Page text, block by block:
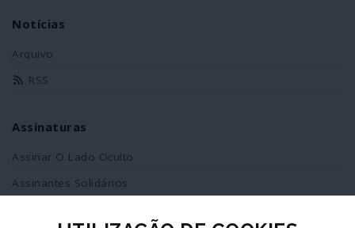
Notícias
Arquivo
RSS
Assinaturas
Assinar O Lado Oculto
Assinantes Solidários